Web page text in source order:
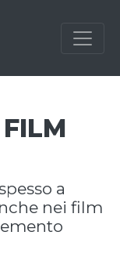
nei film